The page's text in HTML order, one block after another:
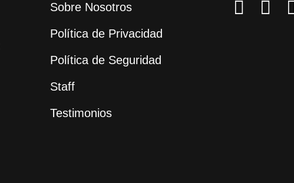
Sobre Nosotros
Política de Privacidad
Política de Seguridad
Staff
Testimonios